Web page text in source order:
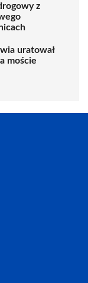
z
uratował
moście